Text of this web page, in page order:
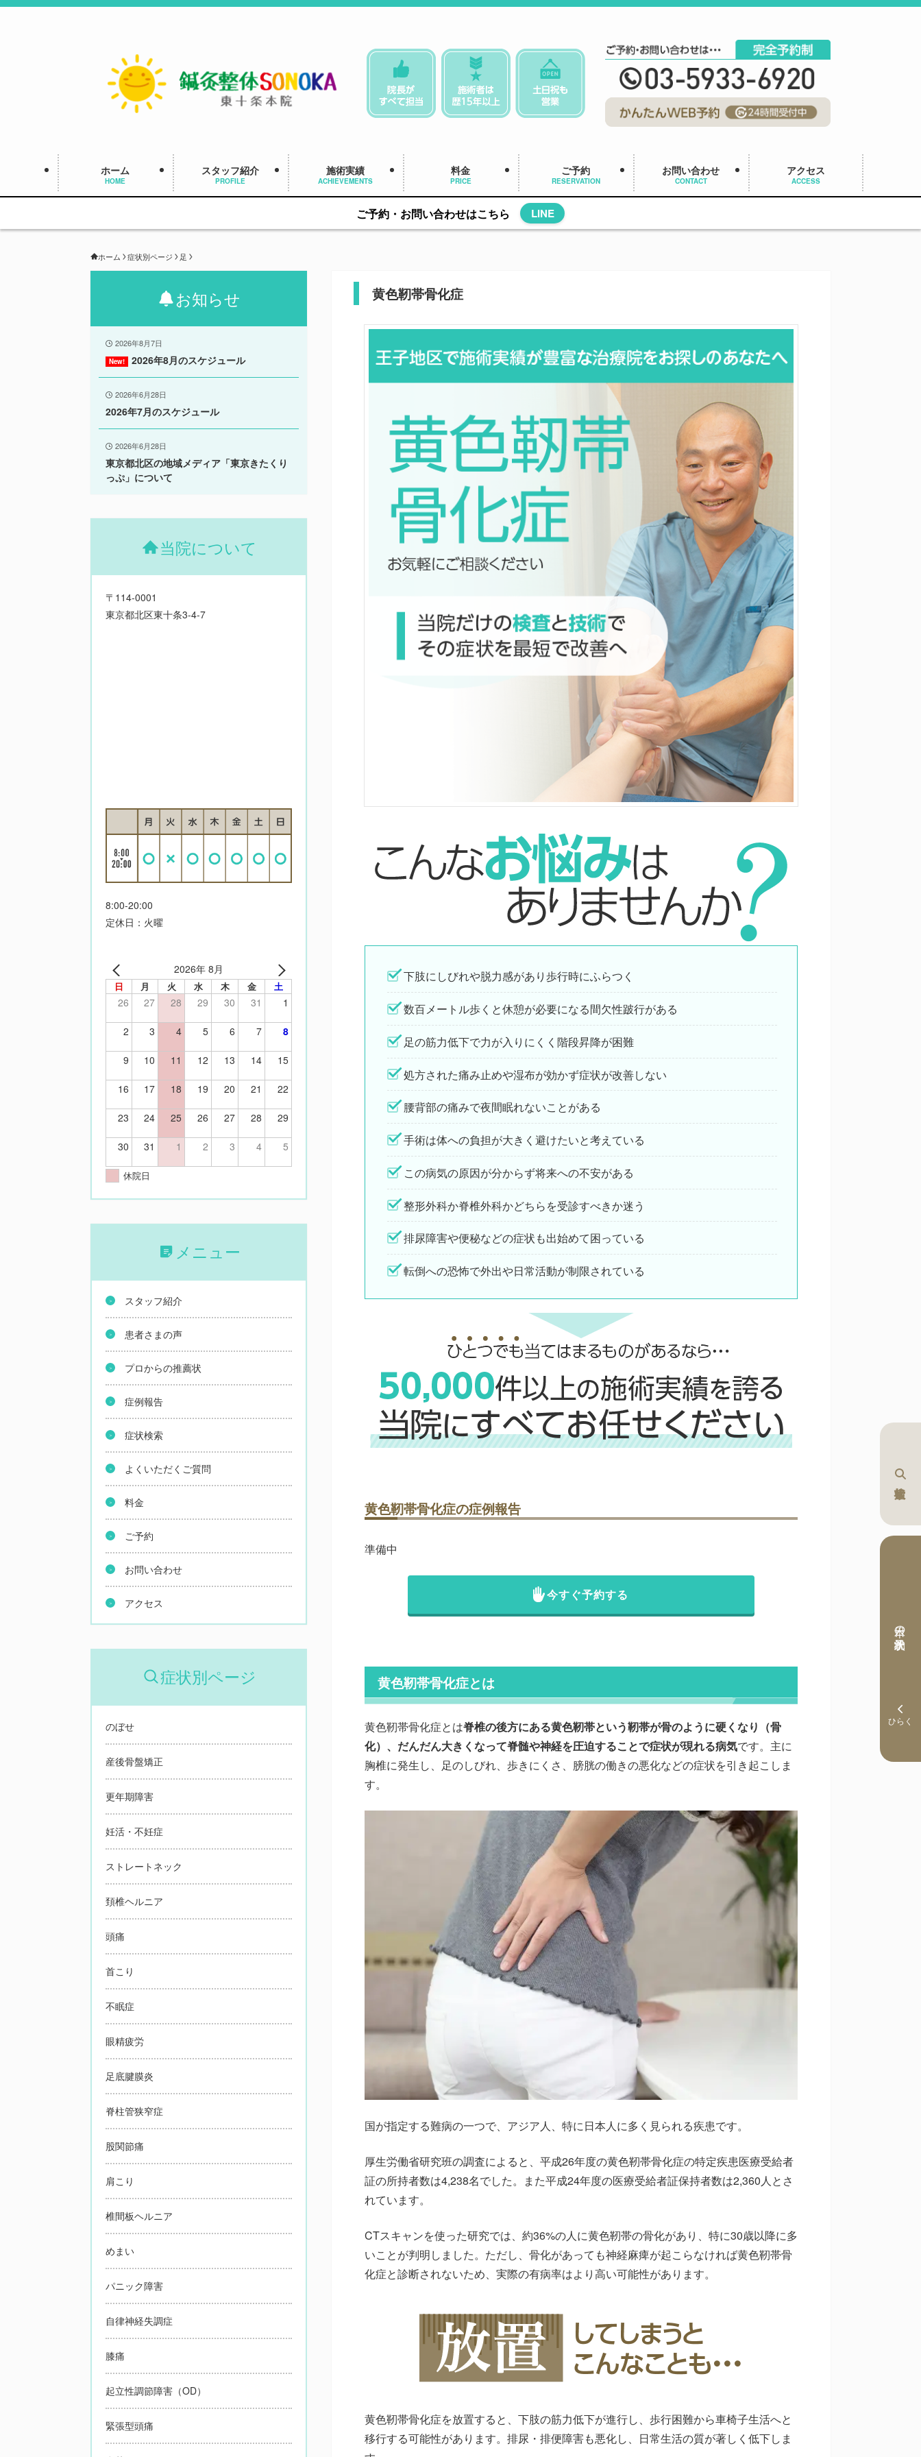
ホーム
HOME
スタッフ紹介
PROFILE
施術実績
ACHIEVEMENTS
料金
PRICE
ご予約
RESERVATION
お問い合わせ
CONTACT
アクセス
ACCESS
ご予約・お問い合わせはこちら LINE
ホーム 症状別ページ 足
黄色靭帯骨化症
本日の予約状況
下肢にしびれや脱力感があり歩行時にふらつく
数百メートル歩くと休憩が必要になる間欠性跛行がある
足の筋力低下で力が入りにくく階段昇降が困難
処方された痛み止めや湿布が効かず症状が改善しない
腰背部の痛みで夜間眠れないことがある
手術は体への負担が大きく避けたいと考えている
この病気の原因が分からず将来への不安がある
整形外科か脊椎外科かどちらを受診すべきか迷う
排尿障害や便秘などの症状も出始めて困っている
転倒への恐怖で外出や日常活動が制限されている
黄色靭帯骨化症の症例報告
準備中
今すぐ予約する
黄色靭帯骨化症とは
黄色靭帯骨化症とは脊椎の後方にある黄色靭帯という靭帯が骨のように硬くなり（骨
化）、だんだん大きくなって脊髄や神経を圧迫することで症状が現れる病気です。主に
胸椎に発生し、足のしびれ、歩きにくさ、膀胱の働きの悪化などの症状を引き起こしま
す。
国が指定する難病の一つで、アジア人、特に日本人に多く見られる疾患です。
厚生労働省研究班の調査によると、平成26年度の黄色靭帯骨化症の特定疾患医療受給者
証の所持者数は4,238名でした。また平成24年度の医療受給者証保持者数は2,360人とさ
れています。
CTスキャンを使った研究では、約36%の人に黄色靭帯の骨化があり、特に30歳以降に多
いことが判明しました。ただし、骨化があっても神経麻痺が起こらなければ黄色靭帯骨
化症と診断されないため、実際の有病率はより高い可能性があります。
黄色靭帯骨化症を放置すると、下肢の筋力低下が進行し、歩行困難から車椅子生活へと
移行する可能性があります。排尿・排便障害も悪化し、日常生活の質が著しく低下しま
お知らせ
2026年8月7日
2026年8月のスケジュール
2026年6月28日
2026年7月のスケジュール
2026年6月28日
東京都北区の地域メディア「東京きたくり
っぷ」について
当院について
〒114-0001
東京都北区東十条3-4-7
8:00-20:00
定休日：火曜
2026年 8月
日 月 火 水 木 金 土
26 27 28 29 30 31 1
2 3 4 5 6 7 8
9 10 11 12 13 14 15
16 17 18 19 20 21 22
23 24 25 26 27 28 29
30 31 1 2 3 4 5
休院日
メニュー
スタッフ紹介
患者さまの声
プロからの推薦状
症例報告
症状検索
よくいただくご質問
料金
ご予約
お問い合わせ
アクセス
症状別ページ
のぼせ
産後骨盤矯正
更年期障害
妊活・不妊症
ストレートネック
頚椎ヘルニア
頭痛
首こり
不眠症
眼精疲労
足底腱膜炎
脊柱管狭窄症
股関節痛
肩こり
椎間板ヘルニア
めまい
パニック障害
自律神経失調症
膝痛
起立性調節障害（OD）
緊張型頭痛